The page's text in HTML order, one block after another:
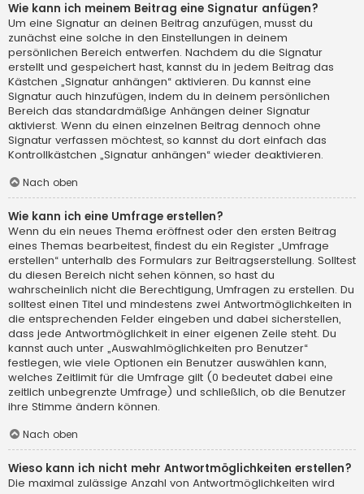
Wie kann ich meinem Beitrag eine Signatur anfügen?
Um eine Signatur an deinen Beitrag anzufügen, musst du
zunächst eine solche in den Einstellungen in deinem
persönlichen Bereich entwerfen. Nachdem du die Signatur
erstellt und gespeichert hast, kannst du in jedem Beitrag das
Kästchen „Signatur anhängen“ aktivieren. Du kannst eine
Signatur auch hinzufügen, indem du in deinem persönlichen
Bereich das standardmäßige Anhängen deiner Signatur
aktivierst. Wenn du einen einzelnen Beitrag dennoch ohne
Signatur verfassen möchtest, so kannst du dort einfach das
Kontrollkästchen „Signatur anhängen“ wieder deaktivieren.
Nach oben
Wie kann ich eine Umfrage erstellen?
Wenn du ein neues Thema eröffnest oder den ersten Beitrag
eines Themas bearbeitest, findest du ein Register „Umfrage
erstellen“ unterhalb des Formulars zur Beitragserstellung. Solltest
du diesen Bereich nicht sehen können, so hast du
wahrscheinlich nicht die Berechtigung, Umfragen zu erstellen. Du
solltest einen Titel und mindestens zwei Antwortmöglichkeiten in
die entsprechenden Felder eingeben und dabei sicherstellen,
dass jede Antwortmöglichkeit in einer eigenen Zeile steht. Du
kannst auch unter „Auswahlmöglichkeiten pro Benutzer“
festlegen, wie viele Optionen ein Benutzer auswählen kann,
welches Zeitlimit für die Umfrage gilt (0 bedeutet dabei eine
zeitlich unbegrenzte Umfrage) und schließlich, ob die Benutzer
ihre Stimme ändern können.
Nach oben
Wieso kann ich nicht mehr Antwortmöglichkeiten erstellen?
Die maximal zulässige Anzahl von Antwortmöglichkeiten wird